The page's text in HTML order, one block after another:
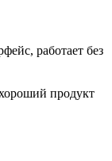
работает без
продукт